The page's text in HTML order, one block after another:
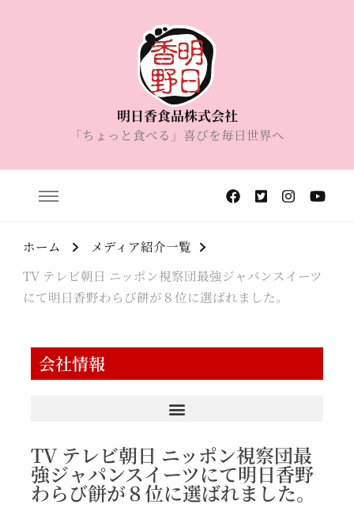
明日香食品株式会社
「ちょっと食べる」喜びを毎日世界へ
ホーム
メディア紹介一覧
TV テレビ朝日 ニッポン視察団最強ジャパンスイーツ
にて明日香野わらび餅が８位に選ばれました。
会社情報
TV テレビ朝日 ニッポン視察団最
強ジャパンスイーツにて明日香野
わらび餅が８位に選ばれました。